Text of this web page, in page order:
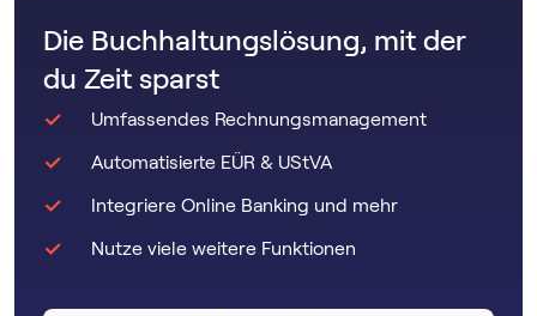
Die Buchhaltungslösung, mit der
du Zeit sparst
Umfassendes Rechnungsmanagement
Automatisierte EÜR & UStVA
Integriere Online Banking und mehr
Nutze viele weitere Funktionen